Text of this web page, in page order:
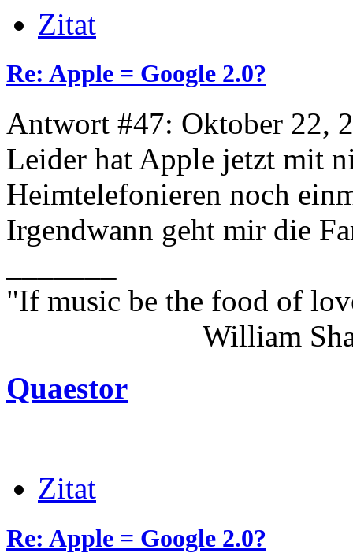
Zitat
Re: Apple = Google 2.0?
Antwort #47: Oktober 22,
Leider hat Apple jetzt mit
Heimtelefonieren noch
Irgendwann geht mir die
"If music be the food of
William
Quaestor
Zitat
Re: Apple = Google 2.0?